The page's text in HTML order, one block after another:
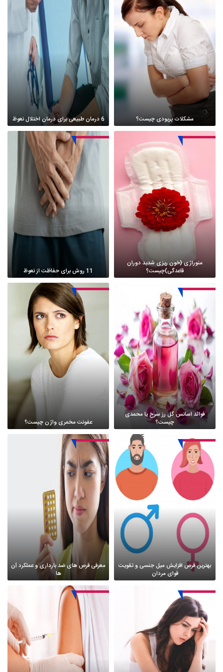
مشکلات پریودی چیست؟ 6 درمان طبیعی برای درمان اختلال نعوظ
منوراژی (خون ریزی شدید دوران
قاعدگی)چیست؟
11 روش برای حفاظت از نعوظ
فوائد اسانس گل رز سرخ یا محمدی
چیست؟
عفونت مخمری واژن چیست؟
بهترین قرص افزایش میل جنسی و تقویت
قوای مردان
معرفی قرص های ضد بارداری و عملکرد آن
ها